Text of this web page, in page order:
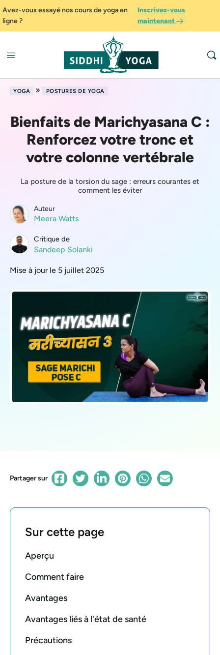
Avez-vous essayé nos cours de yoga en
ligne ?
Inscrivez-vous
maintenant
YOGA » POSTURES DE YOGA
Bienfaits de Marichyasana C :
Renforcez votre tronc et
votre colonne vertébrale
La posture de la torsion du sage : erreurs courantes et
comment les éviter
Auteur
Meera Watts
Critique de
Sandeep Solanki
Mise à jour le 5 juillet 2025
Partager sur
Sur cette page
Aperçu
Comment faire
Avantages
Avantages liés à l'état de santé
Précautions